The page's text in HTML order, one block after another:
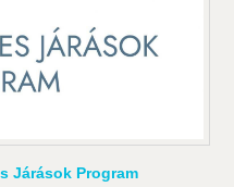
Járások Program